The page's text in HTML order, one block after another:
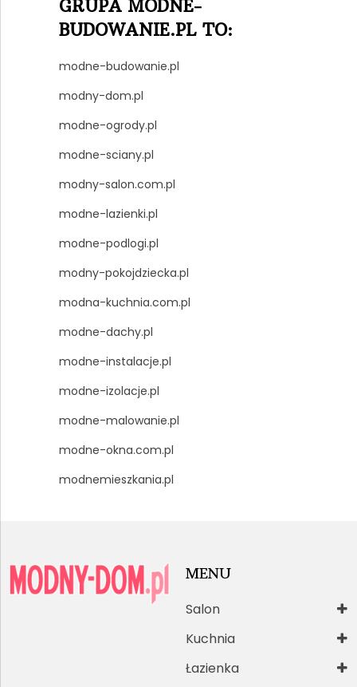
GRUPA MODNE-
BUDOWANIE.PL TO:
modne-budowanie.pl
modny-dom.pl
modne-ogrody.pl
modne-sciany.pl
modny-salon.com.pl
modne-lazienki.pl
modne-podlogi.pl
modny-pokojdziecka.pl
modna-kuchnia.com.pl
modne-dachy.pl
modne-instalacje.pl
modne-izolacje.pl
modne-malowanie.pl
modne-okna.com.pl
modnemieszkania.pl
MENU
Salon
Kuchnia
Łazienka